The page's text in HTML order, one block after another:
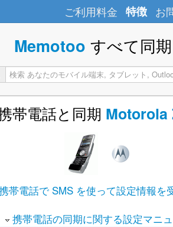
ご利用料金 特徴 お
Memotoo すべて同
帯電話と同期 Motorola
帯電話で SMS を使って設定情報を
携帯電話の同期に関する設定マニ